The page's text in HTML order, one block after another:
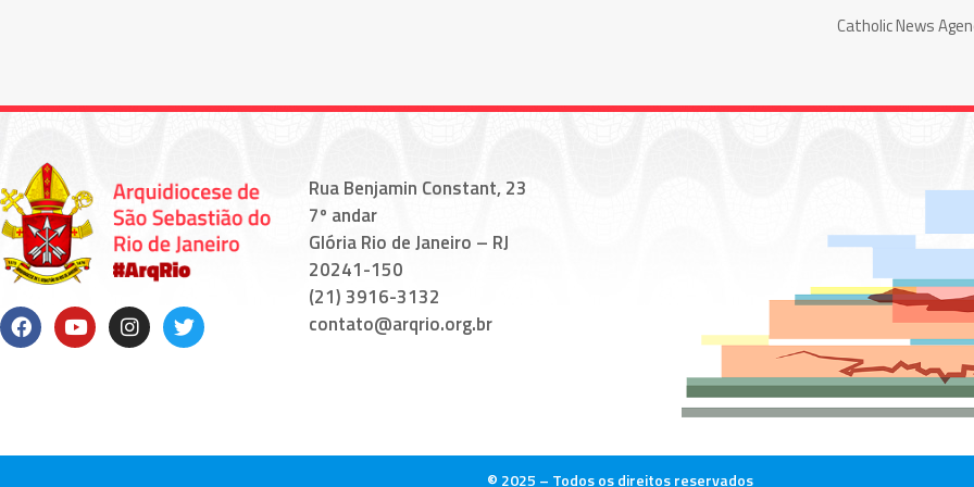
Catholic News
Rua Benjamin Constant, 23
7º andar
Glória Rio de Janeiro – RJ
20241-150
(21) 3916-3132
contato@arqrio.org.br
© 2025 – Todos os direitos reservados